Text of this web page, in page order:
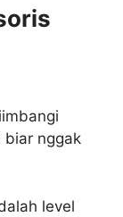
biar nggak
level